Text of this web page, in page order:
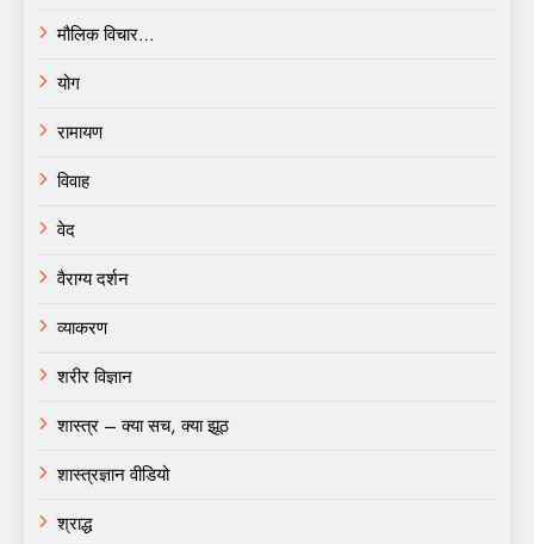
मौलिक विचार…
योग
रामायण
विवाह
वेद
वैराग्य दर्शन
व्याकरण
शरीर विज्ञान
शास्त्र – क्या सच, क्या झूठ
शास्त्रज्ञान वीडियो
श्राद्ध